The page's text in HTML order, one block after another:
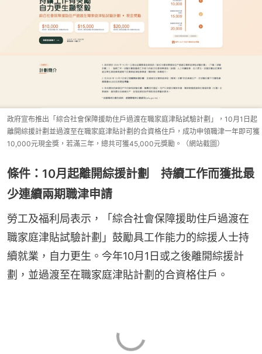
政府宣布推出「綜合社會保障援助住戶過渡在職家庭津貼試驗計劃」，10月1日起
離開綜援計劃並過渡至在職家庭津貼計劃的合資格住戶，成功申領職津一年即可獲
10,000元現金獎，若滿三年，總共可獲45,000元獎勵。（網站截圖）
條件：10月起離開綜援計劃 持續工作而獲批最
少連續兩期職津申請
勞工及福利局表示，「綜合社會保障援助住戶過渡在
職家庭津貼試驗計劃」鼓勵具工作能力的綜援人士持
續就業，自力更生。今年10月1日或之後離開綜援計
劃，並過渡至在職家庭津貼計劃的合資格住戶。